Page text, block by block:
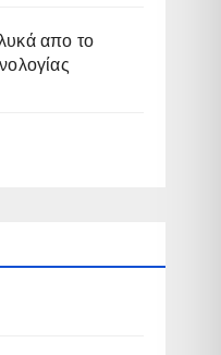
απο το